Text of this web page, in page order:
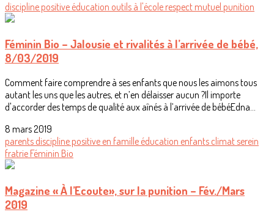
discipline positive éducation outils à l'école respect mutuel punition
Féminin Bio – Jalousie et rivalités à l’arrivée de bébé,
8/03/2019
Comment faire comprendre à ses enfants que nous les aimons tous
autant les uns que les autres, et n’en délaisser aucun ?Il importe
d'accorder des temps de qualité aux aînés à l’arrivée de bébéEdna...
8 mars 2019
parents discipline positive en famille éducation enfants climat serein
fratrie Féminin Bio
Magazine « À l’Ecoute», sur la punition – Fév./Mars
2019